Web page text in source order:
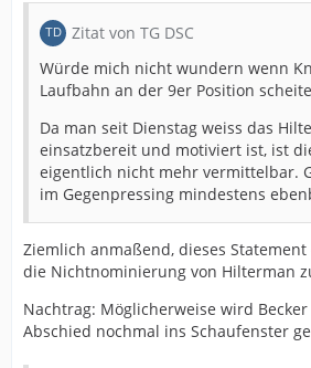
Zitat von TG DSC
Würde mich nicht wundern wenn
Laufbahn an der 9er Position
Da man seit Dienstag weiss das
einsatzbereit und motiviert ist, ist
eigentlich nicht mehr vermittelbar.
im Gegenpressing mindestens
Ziemlich anmaßend, dieses
die Nichtnominierung von Hilterman
Nachtrag: Möglicherweise wird
Abschied nochmal ins Schaufenster